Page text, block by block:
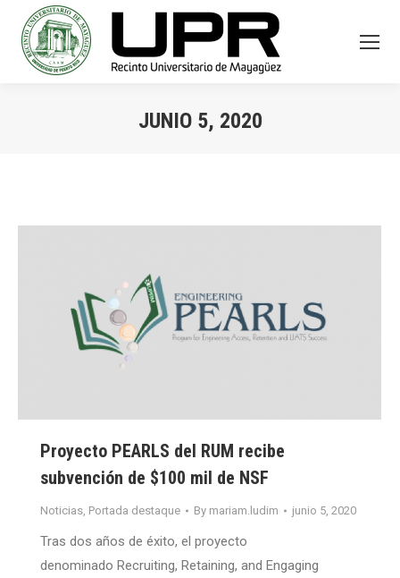
JUNIO 5, 2020
Proyecto PEARLS del RUM recibe
subvención de $100 mil de NSF
Noticias, Portada destaque By mariam.ludim junio 5, 2020
Tras dos años de éxito, el proyecto
denominado Recruiting, Retaining, and Engaging